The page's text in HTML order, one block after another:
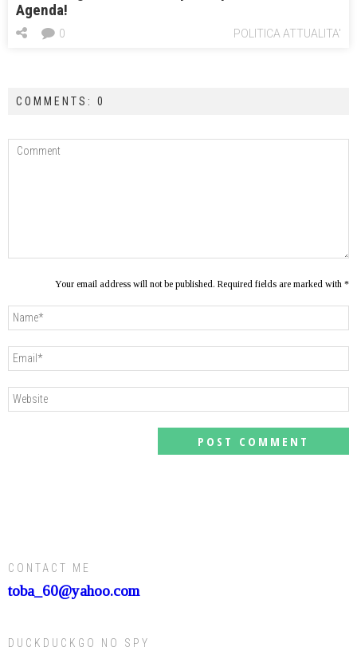
Agenda!
POLITICA ATTUALITA'
0
COMMENTS: 0
Your email address will not be published. Required fields are marked with *
CONTACT ME
toba_60@yahoo.com
DUCKDUCKGO NO SPY